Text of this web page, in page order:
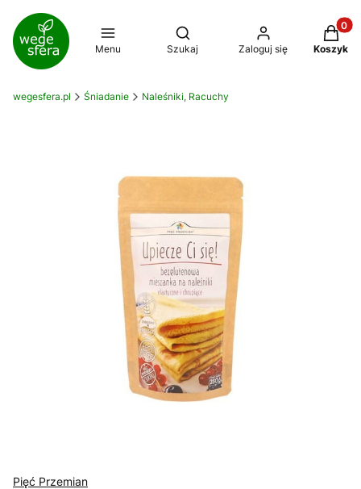
Menu
Otwórz wyszukiwarkę
Szukaj Zaloguj się Koszyk
wegesfera.pl Śniadanie Naleśniki, Racuchy
Pięć Przemian